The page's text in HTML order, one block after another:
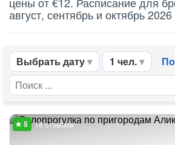
август, сентябрь и октябрь 2026
Выбрать дату 1 чел.
18 отзывов